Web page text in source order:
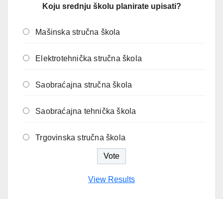
Koju srednju školu planirate upisati?
Mašinska stručna škola
Elektrotehnička stručna škola
Saobraćajna stručna škola
Saobraćajna tehnička škola
Trgovinska stručna škola
View Results